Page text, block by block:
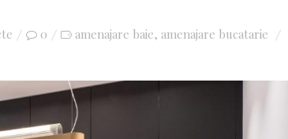
0 amenajare baie, amenajare bucatarie